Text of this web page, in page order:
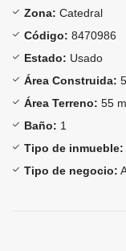
Zona: Catedral
Código: 8470986
Estado: Usado
Área Construida:
Área Terreno: 55
Baño: 1
Tipo de inmueble:
Tipo de negocio: